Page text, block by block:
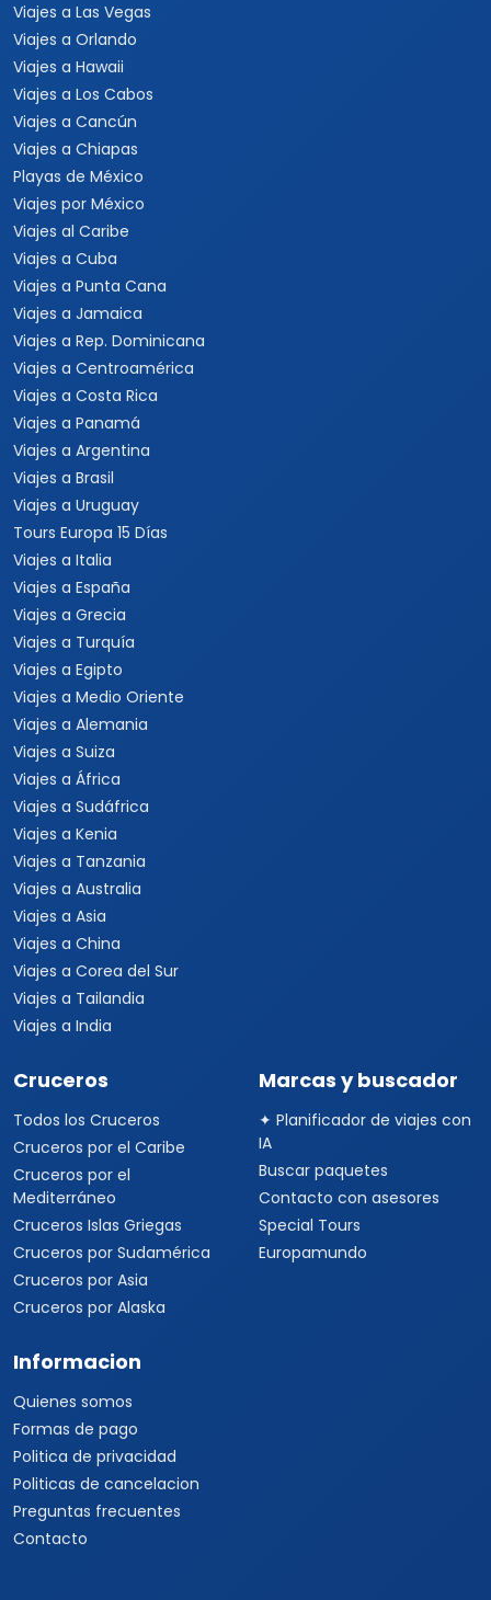
Viajes a Las Vegas
Viajes a Orlando
Viajes a Hawaii
Viajes a Los Cabos
Viajes a Cancún
Viajes a Chiapas
Playas de México
Viajes por México
Viajes al Caribe
Viajes a Cuba
Viajes a Punta Cana
Viajes a Jamaica
Viajes a Rep. Dominicana
Viajes a Centroamérica
Viajes a Costa Rica
Viajes a Panamá
Viajes a Argentina
Viajes a Brasil
Viajes a Uruguay
Tours Europa 15 Días
Viajes a Italia
Viajes a España
Viajes a Grecia
Viajes a Turquía
Viajes a Egipto
Viajes a Medio Oriente
Viajes a Alemania
Viajes a Suiza
Viajes a África
Viajes a Sudáfrica
Viajes a Kenia
Viajes a Tanzania
Viajes a Australia
Viajes a Asia
Viajes a China
Viajes a Corea del Sur
Viajes a Tailandia
Viajes a India
Cruceros
Todos los Cruceros
Cruceros por el Caribe
Cruceros por el
Mediterráneo
Cruceros Islas Griegas
Cruceros por Sudamérica
Cruceros por Asia
Cruceros por Alaska
Marcas y buscador
✦ Planificador de viajes con
IA
Buscar paquetes
Contacto con asesores
Special Tours
Europamundo
Informacion
Quienes somos
Formas de pago
Politica de privacidad
Politicas de cancelacion
Preguntas frecuentes
Contacto